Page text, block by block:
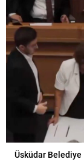
Üsküdar Belediye